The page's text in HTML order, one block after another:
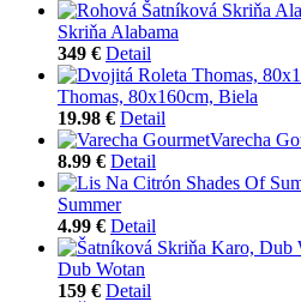
Skriňa Alabama
349 € Detail
Thomas, 80x160cm, Biela
19.98 € Detail
Varecha
8.99 € Detail
Summer
4.99 € Detail
Dub Wotan
159 € Detail